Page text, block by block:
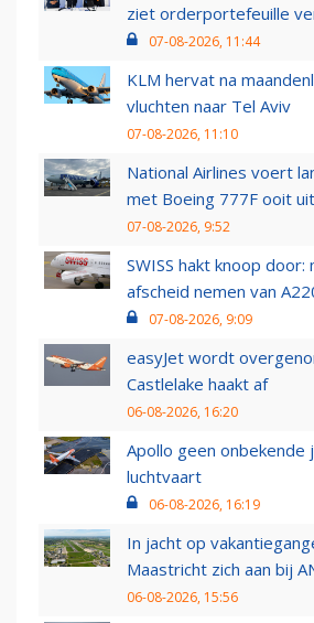
ziet orderportefeuille
07-08-2026, 11:44
KLM hervat na
vluchten naar Tel Aviv
07-08-2026, 11:10
National Airlines voert
met Boeing 777F ooit uit
07-08-2026, 9:52
SWISS hakt knoop
afscheid nemen van
07-08-2026, 9:09
easyJet wordt
Castlelake haakt af
06-08-2026, 16:20
Apollo geen onbekende
luchtvaart
06-08-2026, 16:19
In jacht op
Maastricht zich aan bij
06-08-2026, 15:56